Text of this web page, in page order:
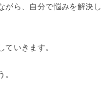
がら、自分で悩みを解決し
いきます。